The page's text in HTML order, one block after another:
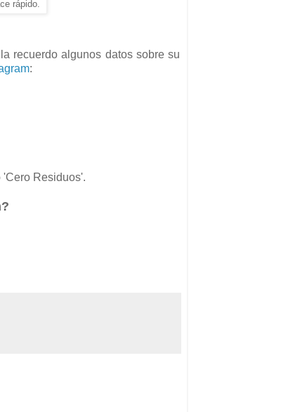
rápido.
recuerdo algunos datos sobre su
:
'Cero Residuos'.